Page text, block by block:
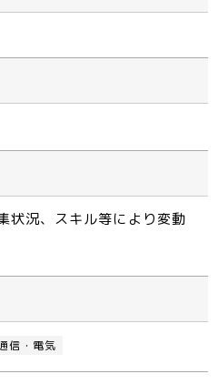
状況、スキル等により変動
信・電気